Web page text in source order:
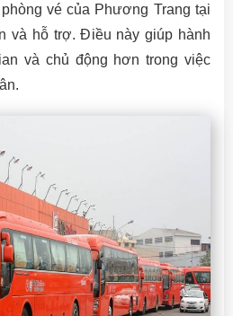
vé của Phương Trang tại
và hỗ trợ. Điều này giúp hành
và chủ động hơn trong việc